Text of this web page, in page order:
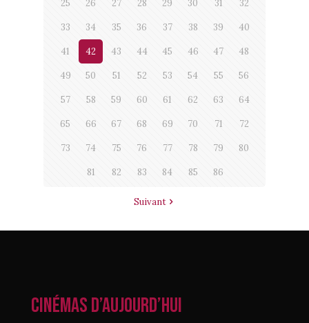
25 26 27 28 29 30 31 32
33 34 35 36 37 38 39 40
41 42 43 44 45 46 47 48
49 50 51 52 53 54 55 56
57 58 59 60 61 62 63 64
65 66 67 68 69 70 71 72
73 74 75 76 77 78 79 80
81 82 83 84 85 86
Suivant
CINÉMAS D’AUJOURD’HUI